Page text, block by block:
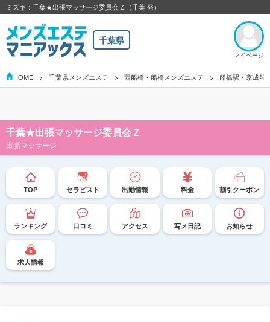
ミズキ：千葉★出張マッサージ委員会Ｚ（千葉 発）
千葉県
マイページ
HOME 千葉県メンズエステ 西船橋・船橋メンズエステ 船橋駅・京成船
千葉★出張マッサージ委員会Ｚ
出張マッサージ
TOP セラピスト 出勤情報 料金 割引クーポン
ランキング 口コミ アクセス 写メ日記 お知らせ
求人情報